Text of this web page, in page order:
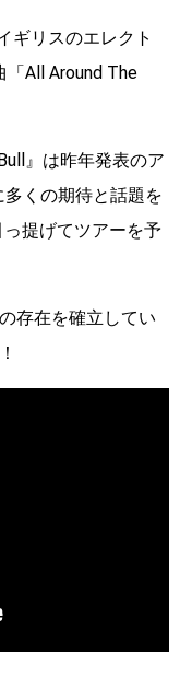
ギリスのエレクト
「All Around The
』は昨年発表のア
くの期待と話題を
提げてツアーを予
存在を確立してい